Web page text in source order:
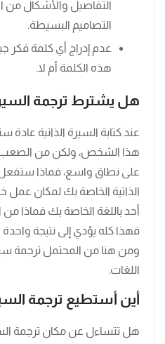
التفاصيل والأشكال من
التصاميم البسيطة.
عدم إدراج أي كلمة فكر
هذه الكلمة أم لا.
هل يشترط ترجمة السيرة
عند كتابة السيرة الذاتية عادة
هذا الشخص، ولكن من الصعب
على نطاق واسع، فماذا ستفعل
الذاتية الخاصة بك لمكان عمل
أحد باللغة الخاصة بك فماذا
فهذا كله يؤدي إلى نتيجة واحدة
ومن هنا من المحتمل ترجمة
اللغات.
أين أستطيع ترجمة
هل تتساءل عن مكان ترجمة